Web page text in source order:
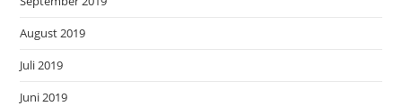
August 2019
Juli 2019
Juni 2019